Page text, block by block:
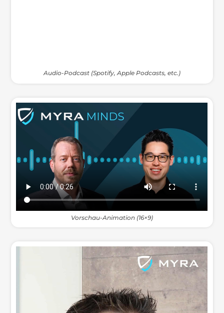
Audio-Podcast (Spotify, Apple Podcasts, etc.)
Vorschau-Animation (16×9)